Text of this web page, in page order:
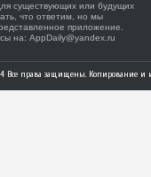
существующих или будущих
что ответим, но мы
приложение.
на: AppDaily@yandex.ru
Все права защищены. Копирование и